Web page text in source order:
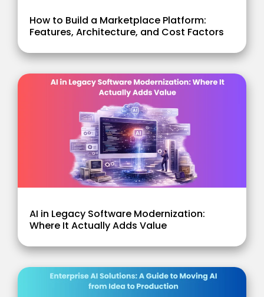
How to Build a Marketplace Platform:
Features, Architecture, and Cost Factors
AI in Legacy Software Modernization:
Where It Actually Adds Value